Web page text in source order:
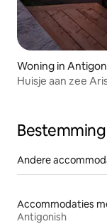
Woning in
Huisje aan zee
Andere
Accommodaties
Antigonish